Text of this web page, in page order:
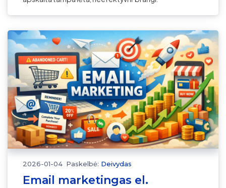
2026-01-04 Paskelbė: Deivydas
Email marketingas el.